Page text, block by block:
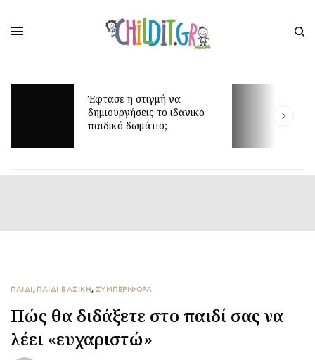
Έφτασε η στιγμή να
δημιουργήσεις το ιδανικό
παιδικό δωμάτιο;
ΠΑΙΔΙ, ΠΑΙΔΙ ΒΑΣΙΚΉ, ΣΥΜΠΕΡΙΦΟΡΑ
Πώς θα διδάξετε στο παιδί σας να
λέει «ευχαριστώ»